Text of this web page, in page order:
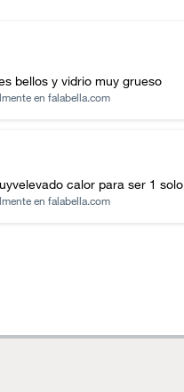
bellos y vidrio muy grueso
en falabella.com
calor para ser 1 solo
en falabella.com